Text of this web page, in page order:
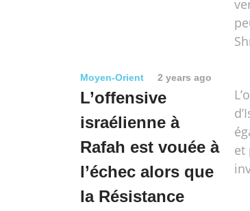
Moyen-Orient 2 years ago
L’offensive
israélienne à
Rafah est vouée à
l’échec alors que
la Résistance
et